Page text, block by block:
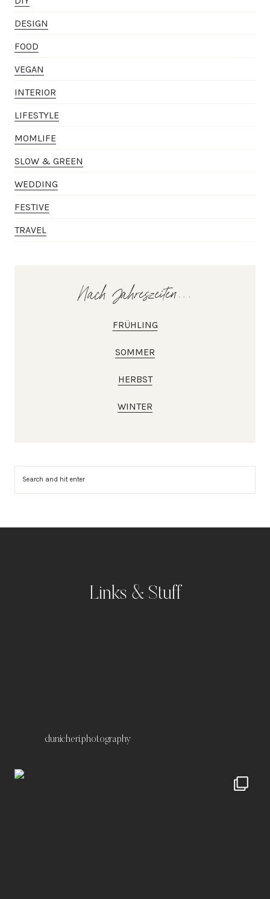
DESIGN
FOOD
VEGAN
INTERIOR
LIFESTYLE
MOMLIFE
SLOW & GREEN
WEDDING
FESTIVE
TRAVEL
Nach Jahreszeiten...
FRÜHLING
SOMMER
HERBST
WINTER
Links & Stuff
dunicheri.photography